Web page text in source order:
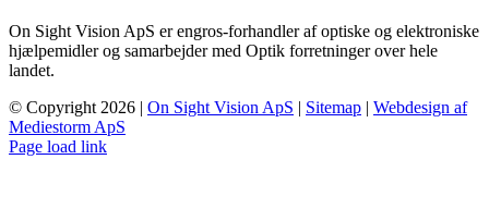
On Sight Vision ApS er engros-forhandler af optiske og elektroniske
hjælpemidler og samarbejder med Optik forretninger over hele
landet.
© Copyright2026 | On Sight Vision ApS | Sitemap | Webdesign af
Mediestorm ApS
Page load link